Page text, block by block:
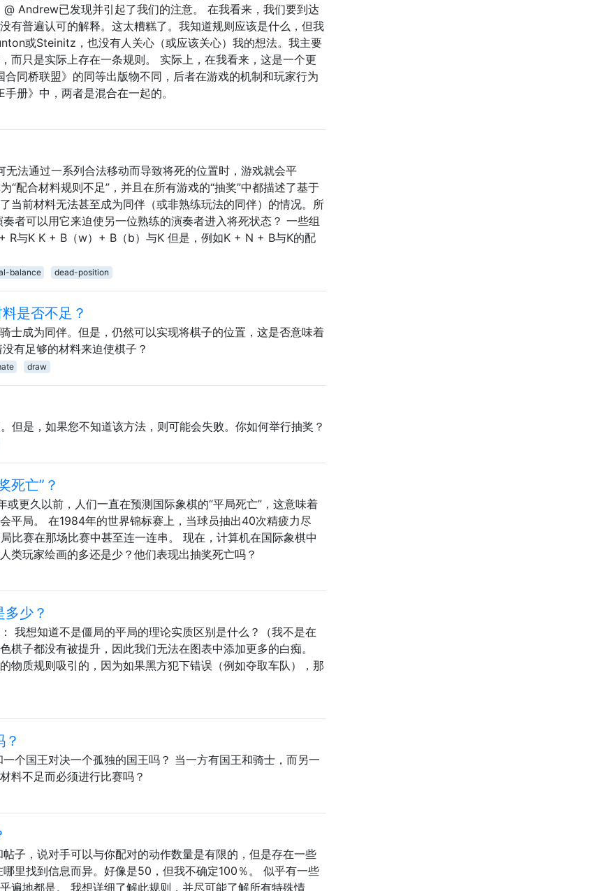
Andrew已发现并引起了我们的注意。 在我看来，我们要到达
有普遍认可的解释。这太糟糕了。我知道规则应该是什么，但我
或Steinitz，也没有人关心（或应该关心）我的想法。我主要
而只是实际上存在一条规则。 实际上，在我看来，这是一个更
同桥联盟》的同等出版物不同，后者在游戏的机制和玩家行为
册》中，两者是混合在一起的。
无法通过一系列合法移动而导致将死的位置时，游戏就会平
“配合材料规则不足”，并且在所有游戏的“抽奖”中都描述了基于
当前材料无法甚至成为同伴（或非熟练玩法的同伴）的情况。所
者可以用它来迫使另一位熟练的演奏者进入将死状态？ 一些组
R与K K + B（w）+ B（b）与K 但是，例如K + N + B与K的配
balance dead-position
是否不足？
士成为同伴。但是，仍然可以实现将棋子的位置，这是否意味着
有足够的材料来迫使棋子？
draw
但是，如果您不知道该方法，则可能会失败。你如何举行抽奖？
死亡”？
更久以前，人们一直在预测国际象棋的“平局死亡”，这意味着
平局。 在1984年的世界锦标赛上，当球员抽出40次精疲力尽
比赛在那场比赛中甚至连一连串。 现在，计算机在国际象棋中
类玩家绘画的多还是少？他们表现出抽奖死亡吗？
少？
我想知道不是僵局的平局的理论实质区别是什么？（我不是在
棋子都没有被提升，因此我们无法在图表中添加更多的白痴。
物质规则吸引的，因为如果黑方犯下错误（例如夺取车队），那
个国王对决一个孤独的国王吗？ 当一方有国王和骑士，而另一
料不足而必须进行比赛吗？
子，说对手可以与你配对的动作数量是有限的，但是存在一些
里找到信息而异。好像是50，但我不确定100％。 似乎有一些
遍地都是。 我想详细了解此规则，并尽可能了解所有特殊情